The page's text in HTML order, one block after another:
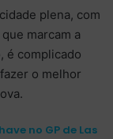
plena, com
marcam a
é complicado
o melhor
no GP de Las